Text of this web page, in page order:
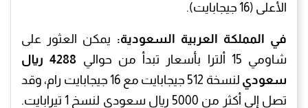
الأعلى (16 جيجابايت).
في المملكة العربية السعودية: يمكن العثور على
شاومي 15 ألترا بأسعار تبدأ من حوالي
4288 ريال
سعودي
لنسخة 512 جيجابايت مع 16 جيجابايت رام، وقد
تصل إلى أكثر من 5000 ريال سعودي لنسخ 1 تيرابايت.